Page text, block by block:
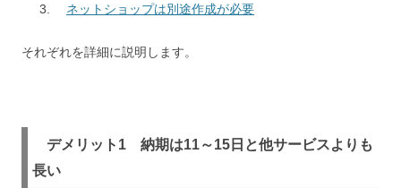
ネットショップは別途作成が必要
それぞれを詳細に説明します。
デメリット1 納期は11～15日と他サービスよりも
長い